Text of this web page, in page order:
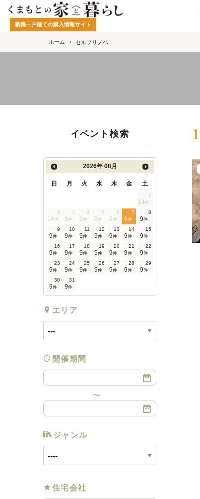
新築一戸建ての購入情報サイト
ホーム セルフリノベ
イベント検索
2026年 08月
日 月 火 水 木 金 土
1
14件
2
14件
3
9件
4
9件
5
9件
6
9件
7
9件
8
9件
9
9件
10
9件
11
9件
12
9件
13
9件
14
9件
15
9件
16
9件
17
9件
18
9件
19
9件
20
9件
21
9件
22
9件
23
9件
24
9件
25
9件
26
9件
27
9件
28
9件
29
9件
30
9件
31
9件
エリア
開催期間
ジャンル
住宅会社
1